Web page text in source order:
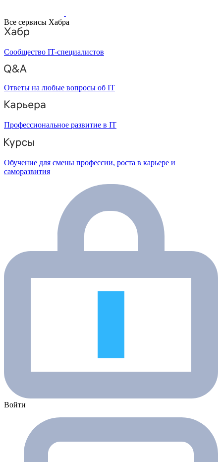
Все сервисы Хабра
Сообщество IT-специалистов
Ответы на любые вопросы об IT
Профессиональное развитие в IT
Обучение для смены профессии, роста в карьере и
саморазвития
Войти